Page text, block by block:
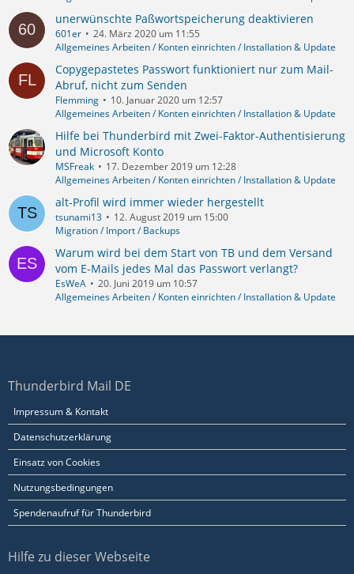
unerwünschte Paßwortspeicherung deaktivieren
601er
24. März 2020 um 11:55
Allgemeines Arbeiten / Konten einrichten / Installation & Update
Copygepastetes Passwort funktioniert nur zum Mail-
Abruf, nicht zum Senden
Flemming
10. Januar 2020 um 12:57
Allgemeines Arbeiten / Konten einrichten / Installation & Update
Hilfe bei Thunderbird mit Zwei-Faktor-Authentisierung
und Microsoft Konto
MSFreak
17. Dezember 2019 um 12:28
Allgemeines Arbeiten / Konten einrichten / Installation & Update
alt-Profil wird immer wieder hergestellt
tsunami13
12. August 2019 um 15:00
Migration / Import / Backups
Warum wird bei dem Start von TB und dem Versand
vom E-Mails jedes Mal das Passwort verlangt?
EsWeA
20. Juni 2019 um 10:57
Allgemeines Arbeiten / Konten einrichten / Installation & Update
Thunderbird Mail DE
Impressum & Kontakt
Datenschutzerklärung
Einsatz von Cookies
Nutzungsbedingungen
Spendenaufruf für Thunderbird
Hilfe zu dieser Webseite